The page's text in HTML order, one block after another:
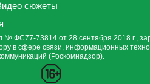
сюжеты
№ ФС77-73814 от 28 сентября 2018 г.,
в сфере связи, информационных
(Роскомнадзор).